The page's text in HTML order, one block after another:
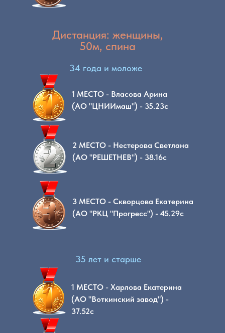
Дистанция: женщины,
50м, спина
1 МЕСТО - Власова Арина
(АО "ЦНИИмаш") - 35.23с
2 МЕСТО - Нестерова Светлана
(АО "РЕШЕТНЕВ") - 38.16с
3 МЕСТО - Скворцова Екатерина
(АО "РКЦ "Прогресс") - 45.29с
34 года и моложе
1 МЕСТО - Харлова Екатерина
(АО "Воткинский завод") -
37.52с
35 лет и старше